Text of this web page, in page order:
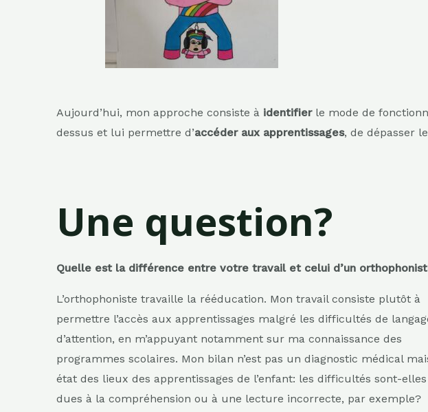
Aujourd’hui, mon approche consiste à identifier le mode de
dessus et lui permettre d’accéder aux apprentissages, de dépasser
Une question?
Quelle est la différence entre votre travail et celui d’un
L’orthophoniste travaille la rééducation. Mon travail consiste plutôt à
permettre l’accès aux apprentissages malgré les difficultés de
d’attention, en m’appuyant notamment sur ma connaissance des
programmes scolaires. Mon bilan n’est pas un diagnostic médical
état des lieux des apprentissages de l’enfant: les difficultés sont-elles
dues à la compréhension ou à une lecture incorrecte, par exemple?